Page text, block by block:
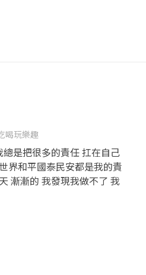
喝玩樂趣
是把很多的責任 扛在自己
界和平國泰民安都是我的責
漸漸的 我發現我做不了 我